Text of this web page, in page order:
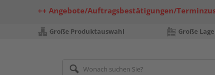
++ Angebote/Auftragsbestätigungen/
Große Produktauswahl Große